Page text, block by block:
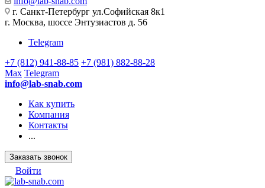
г. Санкт-Петербург ул.Софийская 8к1
г. Москва, шоссе Энтузиастов д. 56
Telegram
+7 (812) 941-88-85 +7 (981) 882-88-28
Max Telegram
info@lab-snab.com
Как купить
Компания
Контакты
...
Заказать звонок
Войти